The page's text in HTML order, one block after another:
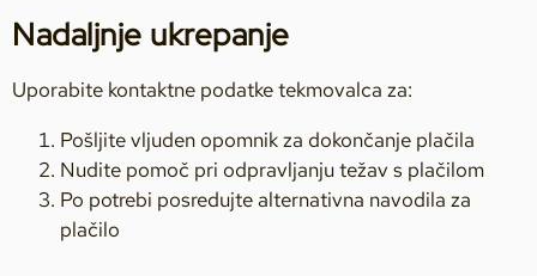
Nadaljnje ukrepanje
Uporabite kontaktne podatke tekmovalca za:
Pošljite vljuden opomnik za dokončanje plačila
Nudite pomoč pri odpravljanju težav s plačilom
Po potrebi posredujte alternativna navodila za
plačilo